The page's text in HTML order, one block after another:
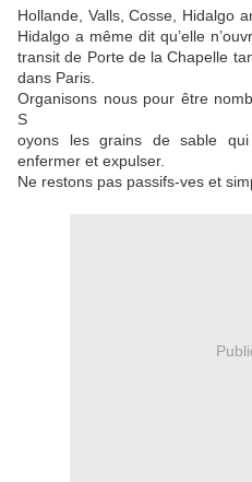
Hollande, Valls, Cosse, Hidalgo
Hidalgo a même dit qu’elle
transit de Porte de la Chapelle
dans Paris.
Organisons nous pour être
S
oyons les grains de sable
enfermer et expulser.
Ne restons pas passifs-ves et